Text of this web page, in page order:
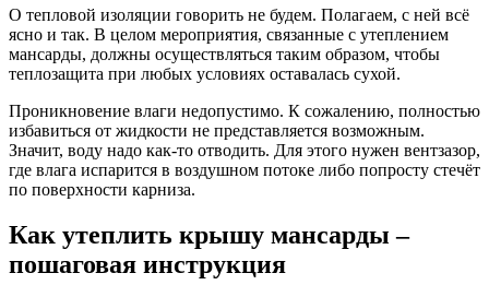
О тепловой изоляции говорить не будем. Полагаем, с ней всё
ясно и так. В целом мероприятия, связанные с утеплением
мансарды, должны осуществляться таким образом, чтобы
теплозащита при любых условиях оставалась сухой.
Проникновение влаги недопустимо. К сожалению, полностью
избавиться от жидкости не представляется возможным.
Значит, воду надо как-то отводить. Для этого нужен вентзазор,
где влага испарится в воздушном потоке либо попросту стечёт
по поверхности карниза.
Как утеплить крышу мансарды –
пошаговая инструкция